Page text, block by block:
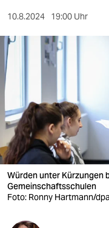
sport
berlin
nord
wahrheit
verlag
verlag
veranstaltungen
shop
fragen & hilfe
10.8.2024 19:00 Uhr
Würden unter Kürzungen
Gemein­schafts­schulen
Foto: Ronny Hartmann/dpa